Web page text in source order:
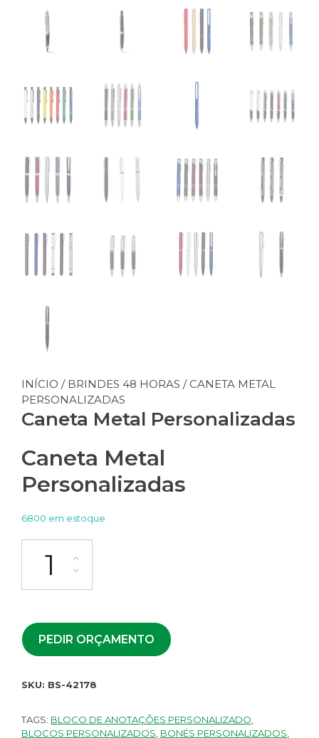
INÍCIO / BRINDES 48 HORAS / CANETA METAL
PERSONALIZADAS
Caneta Metal Personalizadas
Caneta Metal
Personalizadas
6800 em estoque
PEDIR ORÇAMENTO
SKU: BS-42178
TAGS: BLOCO DE ANOTAÇÕES PERSONALIZADO,
BLOCOS PERSONALIZADOS, BONÉS PERSONALIZADOS,